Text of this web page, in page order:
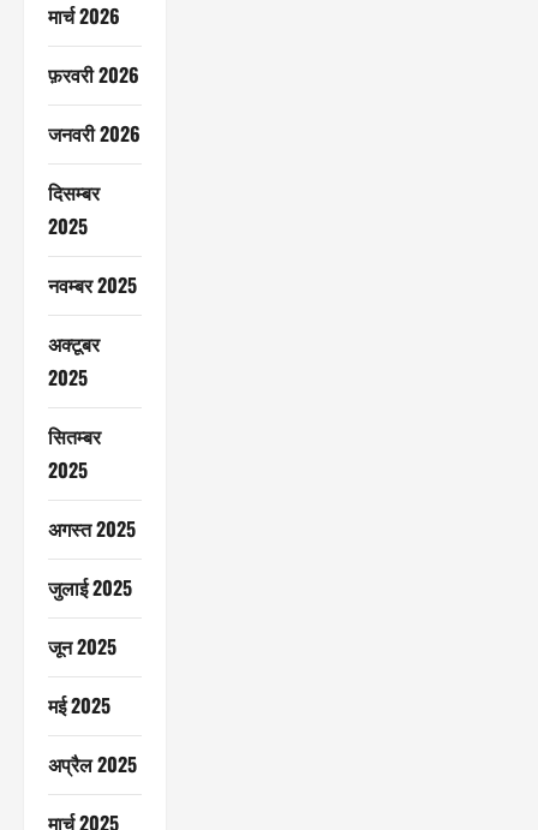
मार्च 2026
फ़रवरी 2026
जनवरी 2026
दिसम्बर
2025
नवम्बर 2025
अक्टूबर
2025
सितम्बर
2025
अगस्त 2025
जुलाई 2025
जून 2025
मई 2025
अप्रैल 2025
मार्च 2025